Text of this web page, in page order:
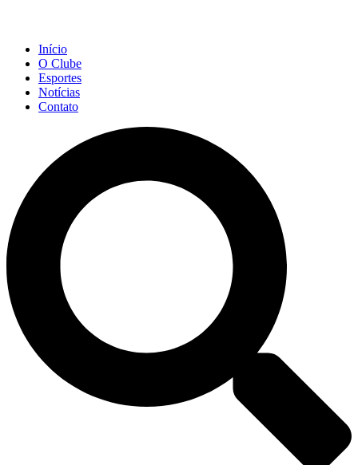
Início
O Clube
Esportes
Notícias
Contato